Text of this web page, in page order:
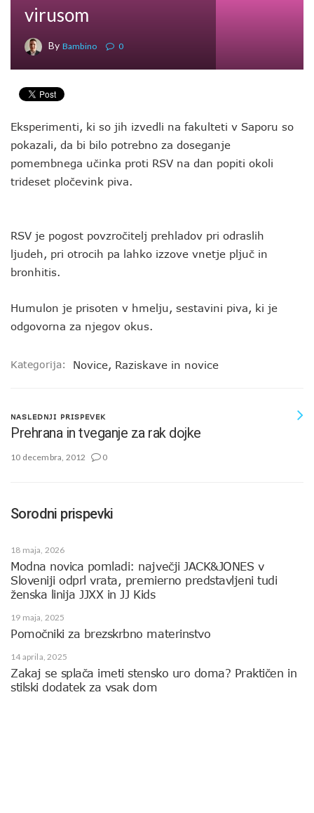
virusom
By Bambino 0
Eksperimenti, ki so jih izvedli na fakulteti v Saporu so
pokazali, da bi bilo potrebno za doseganje
pomembnega učinka proti RSV na dan popiti okoli
trideset pločevink piva.
RSV je pogost povzročitelj prehladov pri odraslih
ljudeh, pri otrocih pa lahko izzove vnetje pljuč in
bronhitis.
Humulon je prisoten v hmelju, sestavini piva, ki je
odgovorna za njegov okus.
Kategorija: Novice, Raziskave in novice
NASLEDNJI PRISPEVEK
Prehrana in tveganje za rak dojke
10 decembra, 2012 0
Sorodni prispevki
18 maja, 2026
Modna novica pomladi: največji JACK&JONES v
Sloveniji odprl vrata, premierno predstavljeni tudi
ženska linija JJXX in JJ Kids
19 maja, 2025
Pomočniki za brezskrbno materinstvo
14 aprila, 2025
Zakaj se splača imeti stensko uro doma? Praktičen in
stilski dodatek za vsak dom